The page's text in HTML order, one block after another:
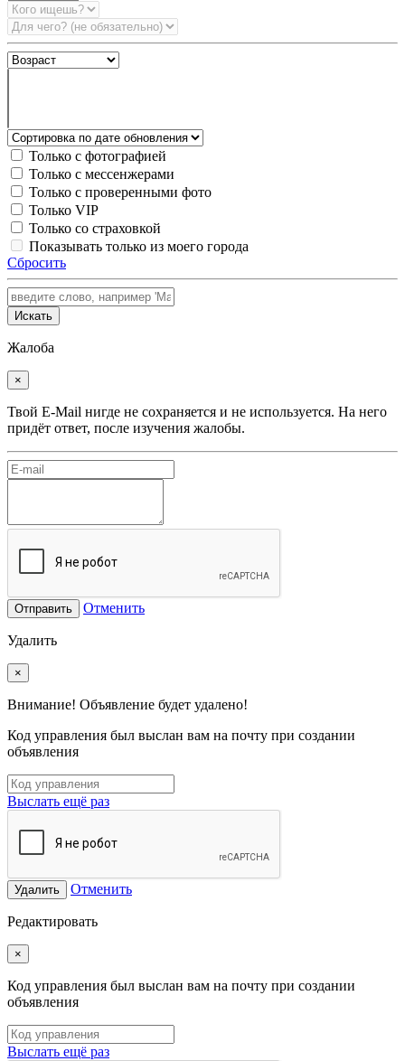
Только с фотографией
Только с мессенжерами
Только с проверенными фото
Только VIP
Только со страховкой
Показывать только из моего города
Сбросить
Искать
Жалоба
×
Твой E-Mail нигде не сохраняется и не используется. На него
придёт ответ, после изучения жалобы.
Отправить Отменить
Удалить
×
Внимание! Объявление будет удалено!
Код управления был выслан вам на почту при создании
объявления
Выслать ещё раз
Удалить Отменить
Редактировать
×
Код управления был выслан вам на почту при создании
объявления
Выслать ещё раз